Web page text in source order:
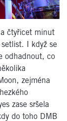
čtyřicet minut
I když se
odhadnout, co
zejména
zase sršela
do toho DMB